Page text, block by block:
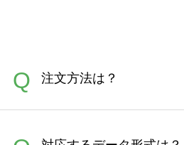
Q 注文方法は？